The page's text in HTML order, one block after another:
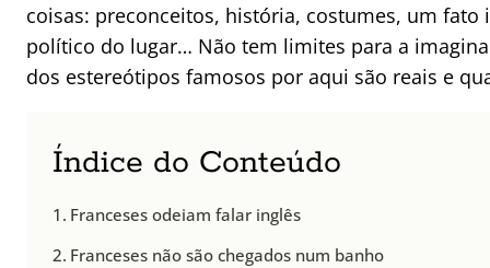
coisas: preconceitos, história, costumes, um
político do lugar… Não tem limites para a
dos estereótipos famosos por aqui são reais e
Índice do Conteúdo
Franceses odeiam falar inglês
Franceses não são chegados num banho